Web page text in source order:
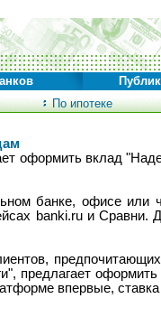
По ипотеке
оформить вклад
банке, офисе или
banki.ru и Сравни.
предлагает
впервые,